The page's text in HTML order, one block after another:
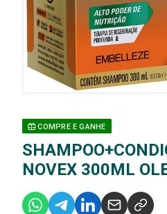
COMPRE E GANHE
NOVEX 300ML